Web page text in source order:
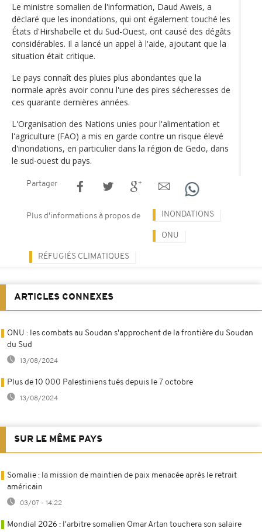
Le ministre somalien de l'information, Daud Aweis, a
déclaré que les inondations, qui ont également touché les
États d'Hirshabelle et du Sud-Ouest, ont causé des dégâts
considérables. Il a lancé un appel à l'aide, ajoutant que la
situation était critique.
Le pays connaît des pluies plus abondantes que la
normale après avoir connu l'une des pires sécheresses de
ces quarante dernières années.
L'Organisation des Nations unies pour l'alimentation et
l'agriculture (FAO) a mis en garde contre un risque élevé
d'inondations, en particulier dans la région de Gedo, dans
le sud-ouest du pays.
Partager
Plus d'informations à propos de INONDATIONS
ONU
RÉFUGIÉS CLIMATIQUES
ARTICLES CONNEXES
ONU : les combats au Soudan s'approchent de la frontière du Soudan
du Sud
13/08/2024
Plus de 10 000 Palestiniens tués depuis le 7 octobre
13/08/2024
SUR LE MÊME PAYS
Somalie : la mission de maintien de paix menacée après le retrait
américain
03/07 - 14:22
Mondial 2026 : l'arbitre somalien Omar Artan touchera son salaire